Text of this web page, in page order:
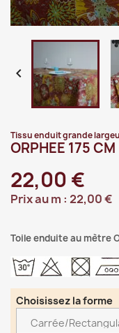

Tissu enduit grande
ORPHEE 175 CM
22,00 €
Prix au m : 22,00 €
Toile enduite au mètre
Choisissez la forme